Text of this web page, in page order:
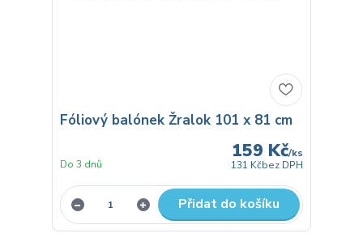
Fóliový balónek Žralok 101 x 81 cm
159 Kč/ks
131 Kčbez DPH
Do 3 dnů
Přidat do košíku